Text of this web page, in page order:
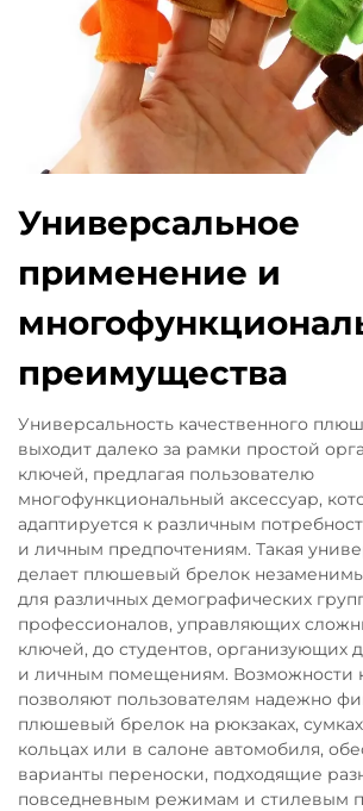
Универсальное
применение и
преимущества
Универсальность качественного
выходит далеко за рамки простой
ключей, предлагая пользователю
многофункциональный аксессуар,
адаптируется к различным
и личным предпочтениям. Такая
делает плюшевый брелок
для различных демографических
профессионалов, управляющих
ключей, до студентов, организующих
и личным помещениям. Возможности
позволяют пользователям надежно
плюшевый брелок на рюкзаках,
кольцах или в салоне автомобиля,
варианты переноски, подходящие
повседневным режимам и стилевым